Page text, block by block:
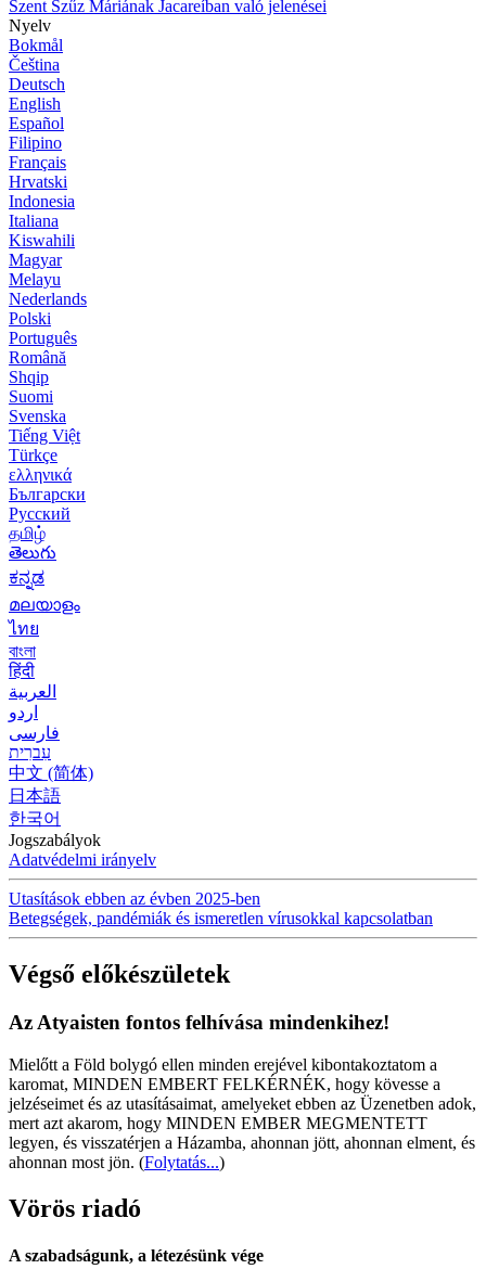
Szent Szűz Máriának Jacareíban való jelenései
Nyelv
Bokmål
Čeština
Deutsch
English
Español
Filipino
Français
Hrvatski
Indonesia
Italiana
Kiswahili
Magyar
Melayu
Nederlands
Polski
Português
Română
Shqip
Suomi
Svenska
Tiếng Việt
Türkçe
ελληνικά
Български
Русский
தமிழ்
తెలుగు
ಕನ್ನಡ
മലയാളം
ไทย
বাংলা
हिंदी
العربية
اردو
فارسی
עִברִית
中文 (简体)
日本語
한국어
Jogszabályok
Adatvédelmi irányelv
Utasítások ebben az évben 2025-ben
Betegségek, pandémiák és ismeretlen vírusokkal kapcsolatban
Végső előkészületek
Az Atyaisten fontos felhívása mindenkihez!
Mielőtt a Föld bolygó ellen minden erejével kibontakoztatom a
karomat, MINDEN EMBERT FELKÉRNÉK, hogy kövesse a
jelzéseimet és az utasításaimat, amelyeket ebben az Üzenetben adok,
mert azt akarom, hogy MINDEN EMBER MEGMENTETT
legyen, és visszatérjen a Házamba, ahonnan jött, ahonnan elment, és
ahonnan most jön. (Folytatás...)
Vörös riadó
A szabadságunk, a létezésünk vége